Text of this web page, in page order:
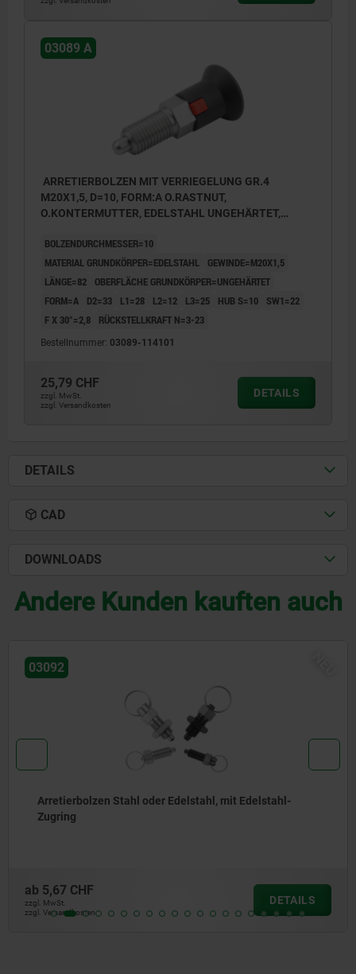
03089 A
ARRETIERBOLZEN MIT VERRIEGELUNG GR.4
M20X1,5, D=10, FORM:A O.RASTNUT,
O.KONTERMUTTER, EDELSTAHL UNGEHÄRTET,
BOLZENDURCHMESSER=10
MATERIAL GRUNDKÖRPER=EDELSTAHL
GEWINDE=M20X1,5
LÄNGE=82
OBERFLÄCHE GRUNDKÖRPER=UNGEHÄRTET
FORM=A
D2=33 L1=28 L2=12 L3=25 HUB S=10
SW1=22
F X 30°=2,8
RÜCKSTELLKRAFT N=3-23
Bestellnummer: 03089-114101
25,79 CHF
zzgl. MwSt.
zzgl. Versandkosten
DETAILS
DETAILS
CAD
DOWNLOADS
Andere Kunden kauften auch
NEU
DETAILS
Arretierbolzen Stahl oder Edelstahl,
zzgl. Versandkosten